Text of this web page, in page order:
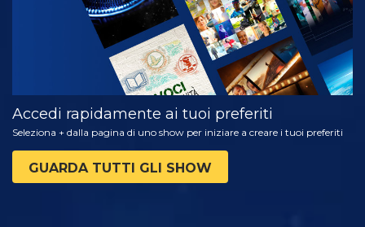
Accedi rapidamente ai tuoi preferiti
Seleziona + dalla pagina di uno show per iniziare a creare i tuoi preferiti
GUARDA TUTTI GLI SHOW